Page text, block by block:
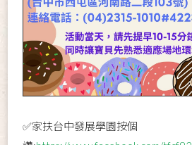
✅家扶台中發展學園按個